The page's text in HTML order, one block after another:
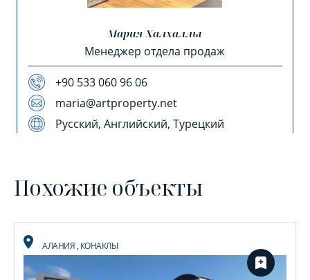
Мария Халхаллы
Менеджер отдела продаж
+90 533 060 96 06
maria@artproperty.net
Русский, Английский, Турецкий
Похожие объекты
АЛАНИЯ, КОНАКЛЫ